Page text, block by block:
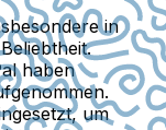
in
.
haben
um